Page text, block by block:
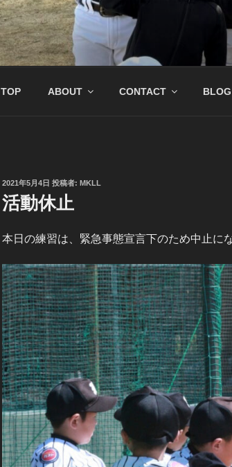
南京都リトル公式
リトル関西連盟所属の少年硬式野球チーム
TOP ABOUT CONTACT BLOG
投
稿
日:
2021年5月4日 投稿者: MKLL
活動休止
本日の練習は、緊急事態宣言下のため中止に